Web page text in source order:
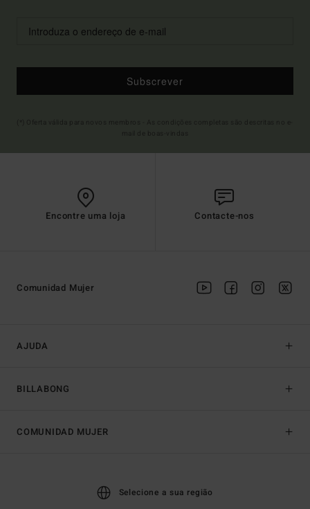
Subscrever
Encontre uma loja Contacte-nos
AJUDA
BILLABONG
Comunidad Mujer
COMUNIDAD MUJER
Selecione a sua região